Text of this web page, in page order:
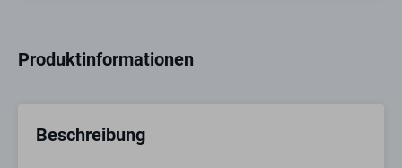
Produktinformationen
Beschreibung